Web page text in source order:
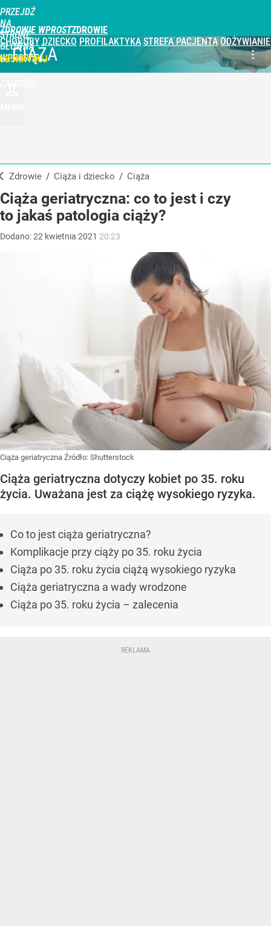
PRZEJDŹ
NA
STRONĘ
GŁÓWNĄ
WPROST.PL
ZDROWIE WPROST
CHOROBY DZIECKO PROFILAKTYKA STREFA PACJENTA ODŻYWIANIE
CIĄŻA
Zdrowie / Ciąża i dziecko / Ciąża
Ciąża geriatryczna: co to jest i czy
to jakaś patologia ciąży?
Dodano:22 kwietnia 2021 20:23
Ciąża geriatryczna Źródło: Shutterstock
Ciąża geriatryczna dotyczy kobiet po 35. roku
życia. Uważana jest za ciążę wysokiego ryzyka.
Co to jest ciąża geriatryczna?
Komplikacje przy ciąży po 35. roku życia
Ciąża po 35. roku życia ciążą wysokiego ryzyka
Ciąża geriatryczna a wady wrodzone
Ciąża po 35. roku życia – zalecenia